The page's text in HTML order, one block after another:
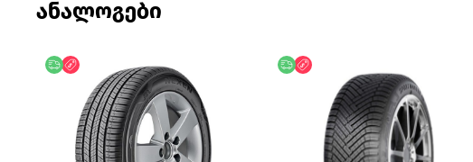
ანალოგები
უფასო მიწოდება
ფასდაკლება უფასო მიწოდება